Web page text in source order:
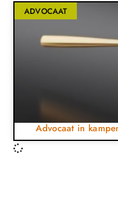
ADVOCAAT
Advocaat in